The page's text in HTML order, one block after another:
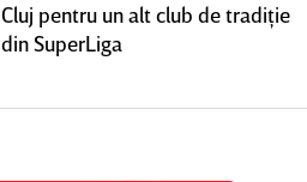
Cluj pentru un alt club de tradiţie
din SuperLiga